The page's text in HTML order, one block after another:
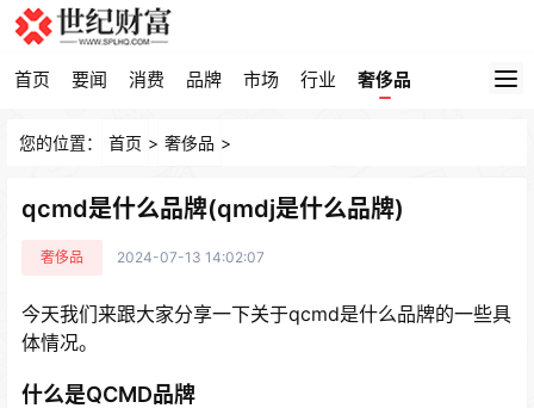
首页 要闻 消费 品牌 市场 行业 奢侈品
您的位置： 首页 > 奢侈品 >
qcmd是什么品牌(qmdj是什么品牌)
奢侈品 2024-07-13 14:02:07
今天我们来跟大家分享一下关于qcmd是什么品牌的一些具
体情况。
什么是QCMD品牌